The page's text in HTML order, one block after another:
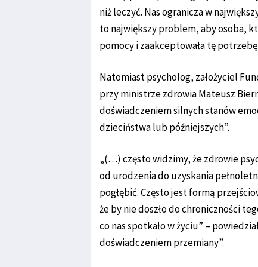
niż leczyć. Nas ogranicza w
to największy problem, aby osoba,
pomocy i zaakceptowała tę
Natomiast psycholog, założyciel
przy ministrze zdrowia Mateusz
doświadczeniem silnych stanów
dzieciństwa lub późniejszych”.
„(…) często widzimy, że zdrowie
od urodzenia do uzyskania
pogłębić. Często jest formą
że by nie doszło do chroniczności
co nas spotkało w życiu” –
doświadczeniem przemiany”.